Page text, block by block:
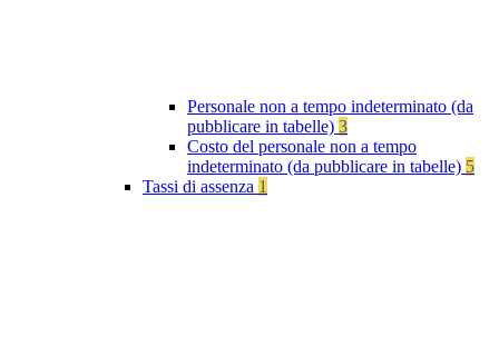
Personale non a tempo indeterminato (da
pubblicare in tabelle) 3
Costo del personale non a tempo
indeterminato (da pubblicare in tabelle) 5
Tassi di assenza 1